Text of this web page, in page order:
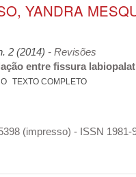
YANDRA
2 (2014) - Revisões
entre fissura
TEXTO COMPLETO
(impresso) - ISSN